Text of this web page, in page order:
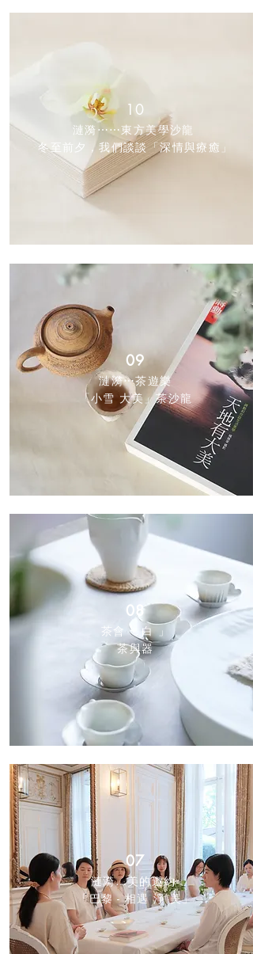
10
漣漪⋯⋯東方美學沙龍
冬至前夕，我們談談「深情與療癒」
09
漣漪⋯茶遊樂
「小雪 大美」茶沙龍
08
茶會「 白 」
茶與器
07
漣漪…美的邀約
「巴黎 - 相遇 淨 美」